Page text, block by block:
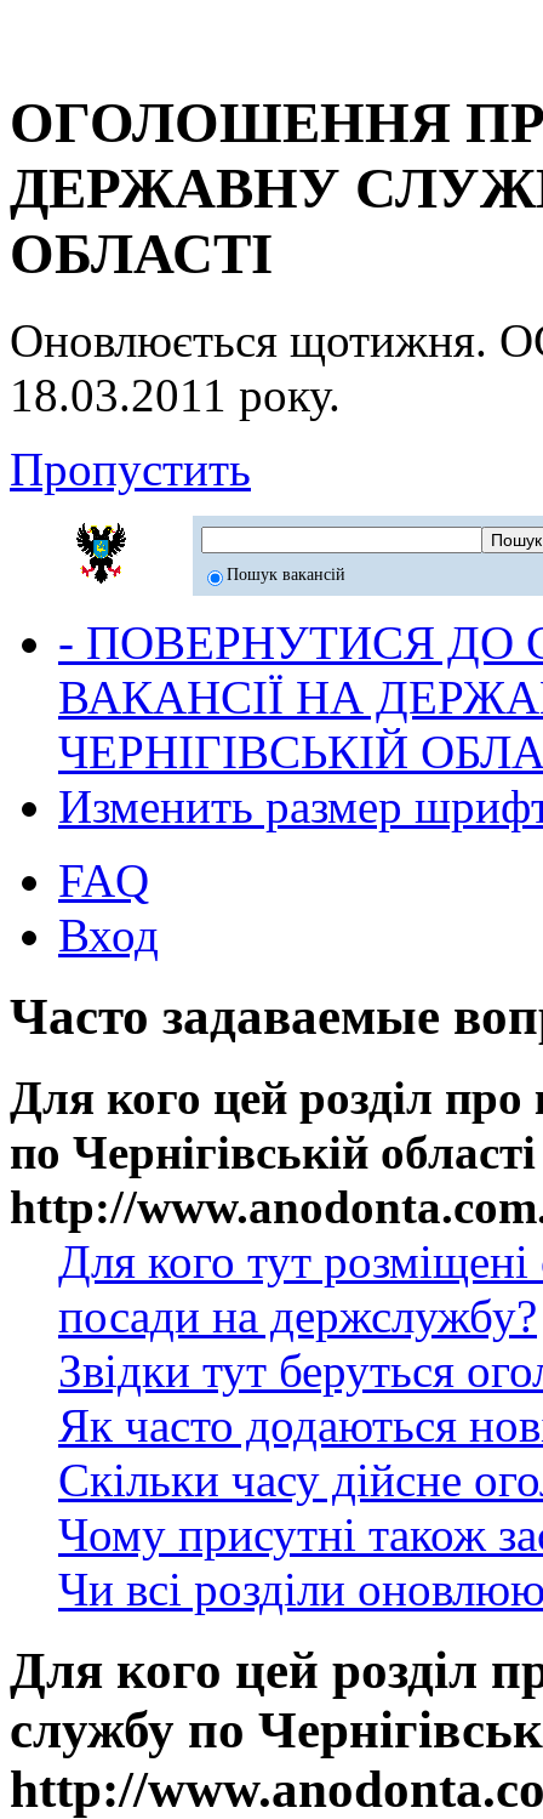
ОГОЛОШЕННЯ
ДЕРЖАВНУ
ОБЛАСТІ
Оновлюється
18.03.2011 року.
Пропустить
Пошук вакансій
- ПОВЕРНУТИСЯ ДО
ВАКАНСІЇ НА
ЧЕРНІГІВСЬКІЙ
Изменить размер
FAQ
Вход
Часто задаваемые
Для кого цей розділ
по Чернігівській
http://
Для кого тут
посади на держслужбу?
Звідки тут беруться
Як часто додаються
Скільки часу дійсне
Чому присутні також
Чи всі розділи
Для кого цей розділ
службу по
http://